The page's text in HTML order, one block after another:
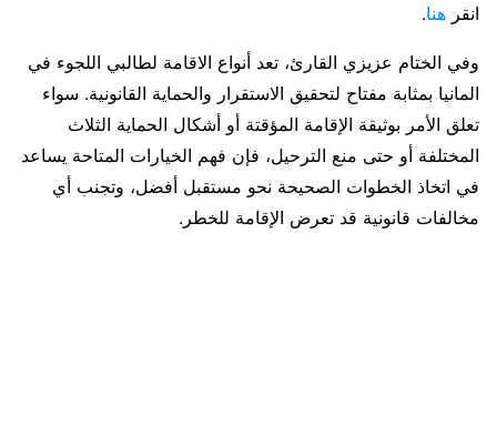
انقر هنا.
وفي الختام عزيزي القارئ، تعد أنواع الاقامة لطالبي اللجوء في
المانيا بمثابة مفتاح لتحقيق الاستقرار والحماية القانونية. سواء
تعلق الأمر بوثيقة الإقامة المؤقتة أو أشكال الحماية الثلاث
المختلفة أو حتى منع الترحيل، فإن فهم الخيارات المتاحة يساعد
في اتخاذ الخطوات الصحيحة نحو مستقبل أفضل، وتجنب أي
مخالفات قانونية قد تعرض الإقامة للخطر.